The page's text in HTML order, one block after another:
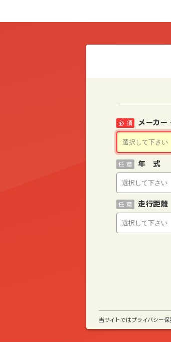
メーカー
必 須
年 式
任 意
走行距離
任 意
当サイトではプライバシー